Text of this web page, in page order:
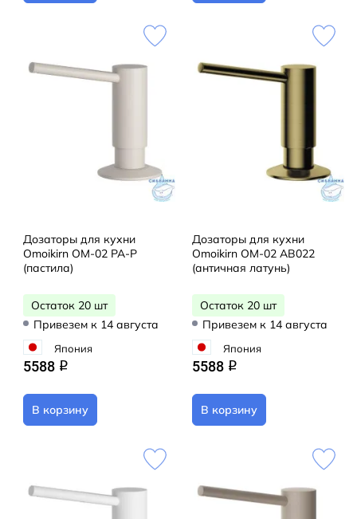
Дозаторы для кухни
Omoikirn OM-02 PA-P
(пастила)
Остаток 20 шт
Привезем к 14 августа
Япония
5588 q
В корзину
Дозаторы для кухни
Omoikirn OM-02 AB022
(античная латунь)
Остаток 20 шт
Привезем к 14 августа
Япония
5588 q
В корзину